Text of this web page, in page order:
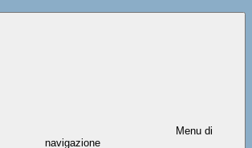
Menu di
navigazione